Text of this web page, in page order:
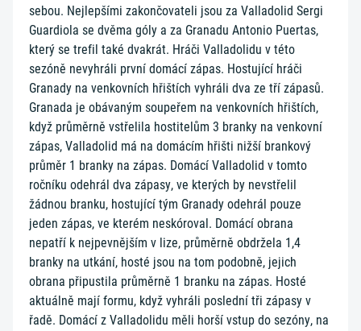
sebou. Nejlepšími zakončovateli jsou za Valladolid Sergi
Guardiola se dvěma góly a za Granadu Antonio Puertas,
který se trefil také dvakrát. Hráči Valladolidu v této
sezóně nevyhráli první domácí zápas. Hostující hráči
Granady na venkovních hřištích vyhráli dva ze tří zápasů.
Granada je obávaným soupeřem na venkovních hřištích,
když průměrně vstřelila hostitelům 3 branky na venkovní
zápas, Valladolid má na domácím hřišti nižší brankový
průměr 1 branky na zápas. Domácí Valladolid v tomto
ročníku odehrál dva zápasy, ve kterých by nevstřelil
žádnou branku, hostující tým Granady odehrál pouze
jeden zápas, ve kterém neskóroval. Domácí obrana
nepatří k nejpevnějším v lize, průměrně obdržela 1,4
branky na utkání, hosté jsou na tom podobně, jejich
obrana připustila průměrně 1 branku na zápas. Hosté
aktuálně mají formu, když vyhráli poslední tři zápasy v
řadě. Domácí z Valladolidu měli horší vstup do sezóny, na